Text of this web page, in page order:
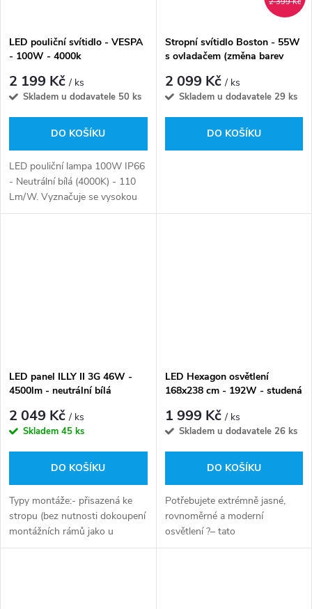
LED pouliční svítidlo - VESPA
- 100W - 4000k
2 199 Kč/ ks
Skladem u dodavatele 50 ks
DO KOŠÍKU
LED pouliční lampa 100W IP66
- Neutrální bílá (4000K) - 110
Lm/W. Vyznačuje se vysokou
kvalitou zpracování a moderním
Stropní svítidlo Boston - 55W
s ovladačem (změna barev
2 099 Kč/ ks
Skladem u dodavatele 29 ks
DO KOŠÍKU
LED panel ILLY II 3G 46W -
4500lm - neutrální bílá
2 049 Kč/ ks
Skladem 45 ks
DO KOŠÍKU
Typy montáže:- přisazená ke
stropu (bez nutnosti dokoupení
montážních rámů jako u
klasických LED panelů) Při
LED Hexagon osvětlení
168x238 cm - 192W - studená
1 999 Kč/ ks
Skladem u dodavatele 26 ks
DO KOŠÍKU
Potřebujete extrémně jasné,
rovnoměrné a moderní
osvětlení ?– tato
sada HEXAGON LED 5S